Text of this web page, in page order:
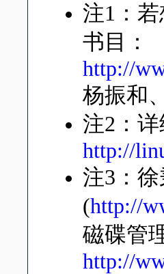
注1：
书目：
http://
杨振和
注2：
http://
注3：
(http://
磁碟管
http://